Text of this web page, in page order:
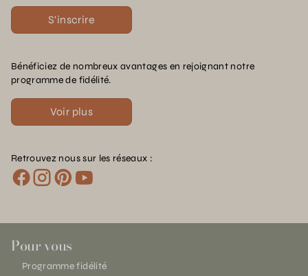
S'inscrire
Bénéficiez de nombreux avantages en rejoignant notre
programme de fidélité.
Voir plus
Retrouvez nous sur les réseaux :
Pour vous
Programme fidélité